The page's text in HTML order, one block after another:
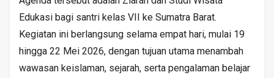
Edukasi bagi santri kelas VII ke Sumatra Barat.
Kegiatan ini berlangsung selama empat hari, mulai 19
hingga 22 Mei 2026, dengan tujuan utama menambah
wawasan keislaman, sejarah, serta pengalaman belajar